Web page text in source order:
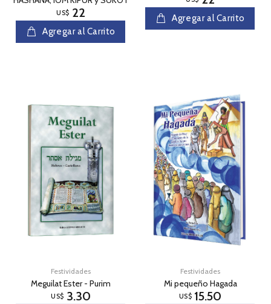
US$ 22
Agregar al Carrito
Agregar al Carrito
Festividades
Meguilat Ester - Purim
US$ 3.30
Festividades
Mi pequeño Hagada
US$ 15.50